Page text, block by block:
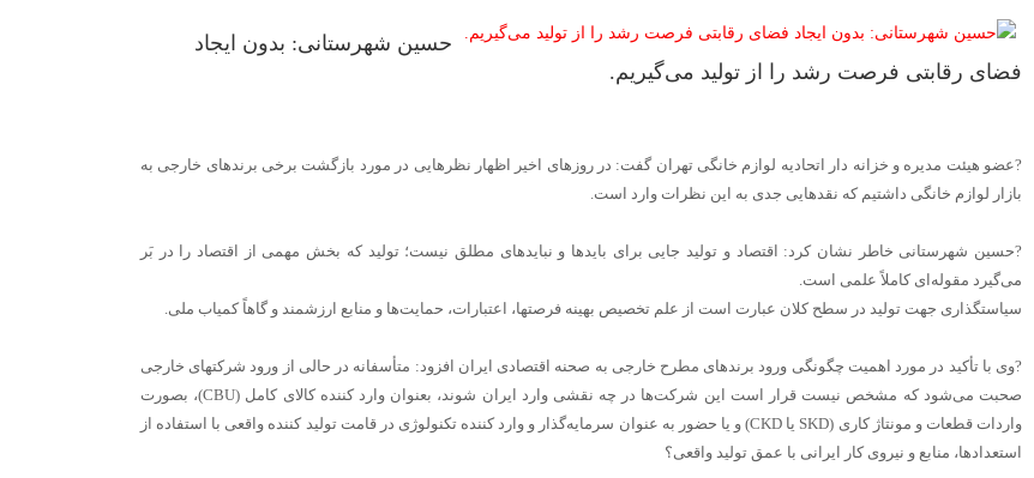
حسین شهرستانی: بدون ایجاد
فضای رقابتی فرصت رشد را از تولید می‌گیریم.
?عضو هیئت مدیره و خزانه دار اتحادیه لوازم خانگی تهران گفت: در روزهای اخیر اظهار نظرهایی در مورد بازگشت برخی برندهای خارجی به
بازار لوازم خانگی داشتیم که نقدهایی جدی به این نظرات وارد است.
?حسین شهرستانی خاطر نشان کرد: اقتصاد و تولید جایی برای بایدها و نبایدهای مطلق نیست؛ تولید که بخش مهمی از اقتصاد را در‌ بَر
می‌گیرد مقوله‌ای کاملاً علمی است.
سیاستگذاری جهت تولید در سطح کلان عبارت است از علم تخصیص بهینه فرصتها، اعتبارات، حمایت‌ها و منابع ارزشمند و گاهاً کمیاب ملی.
?وی با تأکید در مورد اهمیت چگونگی ورود برندهای مطرح خارجی به صحنه اقتصادی ایران افزود: متأسفانه در حالی از ورود شرکتهای خارجی
صحبت می‌شود که مشخص نیست قرار است این شرکت‌ها در چه نقشی وارد ایران شوند، بعنوان وارد کننده کالای کامل (CBU)، بصورت
واردات قطعات و مونتاژ کاری (SKD یا CKD) و یا حضور به عنوان سرمایه‌گذار و وارد کننده تکنولوژی در قامت تولید کننده واقعی با استفاده از
استعداد‌ها، منابع و نیروی کار ایرانی با عمق تولید واقعی؟